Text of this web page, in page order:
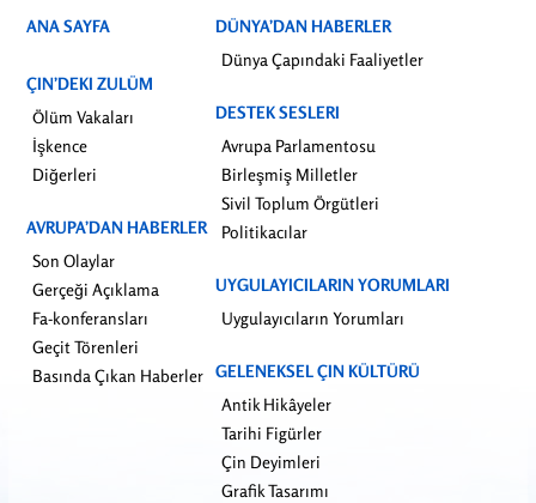
ANA SAYFA
ÇIN’DEKI ZULÜM
Ölüm Vakaları
İşkence
Diğerleri
AVRUPA’DAN HABERLER
Son Olaylar
Gerçeği Açıklama
Fa-konferansları
Geçit Törenleri
Basında Çıkan Haberler
DÜNYA’DAN HABERLER
Dünya Çapındaki Faaliyetler
DESTEK SESLERI
Avrupa Parlamentosu
Birleşmiş Milletler
Sivil Toplum Örgütleri
Politikacılar
UYGULAYICILARIN YORUMLARI
Uygulayıcıların Yorumları
GELENEKSEL ÇIN KÜLTÜRÜ
Antik Hikâyeler
Tarihi Figürler
Çin Deyimleri
Grafik Tasarımı